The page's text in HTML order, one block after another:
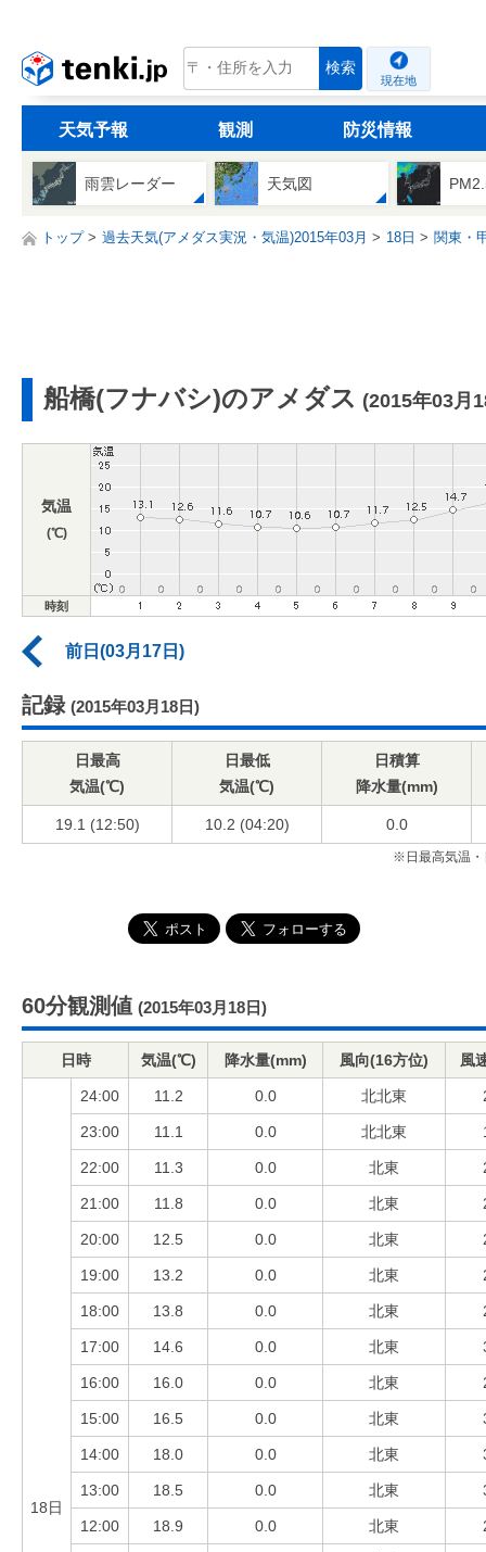
tenki.jp 検索
現在地
天気予報 観測 防災情報
雨雲レーダー 天気図
トップ 過去天気(アメダス実況・気温)2015年03月 18日 関東・
船橋(フナバシ)のアメダス (2015年03月
気温
(℃)
時刻
前日(03月17日)
記録 (2015年03月18日)
日最高
気温(℃)
日最低
気温(℃)
日積算
降水量(mm)
19.1 (12:50) 10.2 (04:20) 0.0
※日最高気温・
60分観測値 (2015年03月18日)
日時 気温(℃) 降水量(mm) 風向(16方位) 風
18日
24:00 11.2 0.0 北北東
23:00 11.1 0.0 北北東
22:00 11.3 0.0 北東
21:00 11.8 0.0 北東
20:00 12.5 0.0 北東
19:00 13.2 0.0 北東
18:00 13.8 0.0 北東
17:00 14.6 0.0 北東
16:00 16.0 0.0 北東
15:00 16.5 0.0 北東
14:00 18.0 0.0 北東
13:00 18.5 0.0 北東
12:00 18.9 0.0 北東